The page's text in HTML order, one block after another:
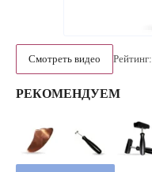
Смотреть видео Рейтинг:
РЕКОМЕНДУЕМ